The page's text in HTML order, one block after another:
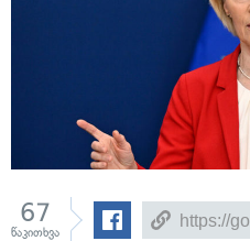
67
წაკითხვა